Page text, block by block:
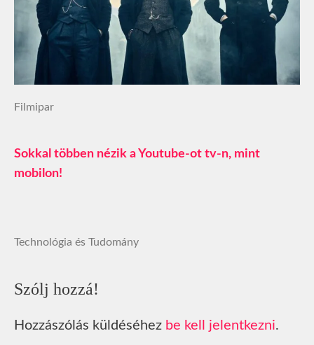
Filmipar
Sokkal többen nézik a Youtube-ot tv-n, mint
mobilon!
Technológia és Tudomány
Szólj hozzá!
Hozzászólás küldéséhez be kell jelentkezni.